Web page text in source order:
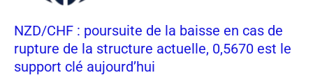
NZD/CHF : poursuite de la baisse en cas de
rupture de la structure actuelle, 0,5670 est le
support clé aujourd’hui